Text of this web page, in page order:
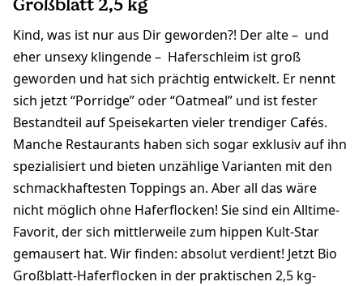
Großblatt 2,5 kg
Kind, was ist nur aus Dir geworden?! Der alte – und
eher unsexy klingende – Haferschleim ist groß
geworden und hat sich prächtig entwickelt. Er nennt
sich jetzt “Porridge” oder “Oatmeal” und ist fester
Bestandteil auf Speisekarten vieler trendiger Cafés.
Manche Restaurants haben sich sogar exklusiv auf ihn
spezialisiert und bieten unzählige Varianten mit den
schmackhaftesten Toppings an. Aber all das wäre
nicht möglich ohne Haferflocken! Sie sind ein Alltime-
Favorit, der sich mittlerweile zum hippen Kult-Star
gemausert hat. Wir finden: absolut verdient! Jetzt Bio
Großblatt-Haferflocken in der praktischen 2,5 kg-